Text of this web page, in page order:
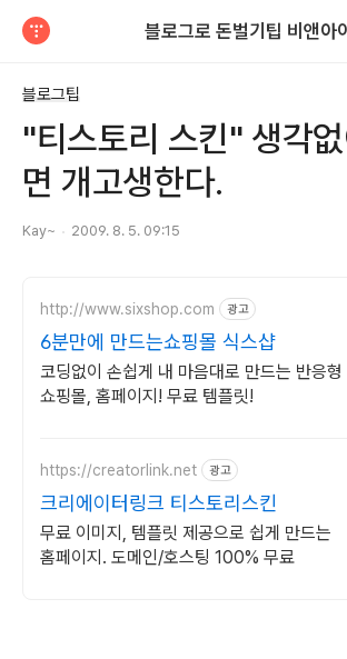
블로그로 돈벌기팁 비앤아이
블로그팁
"티스토리 스킨" 생각
면 개고생한다.
Kay~ 2009. 8. 5. 09:15
http://www.sixshop.com 광고
6분만에 만드는쇼핑몰 식스샵
코딩없이 손쉽게 내 마음대로 만드는 반응형
쇼핑몰, 홈페이지! 무료 템플릿!
https://creatorlink.net 광고
크리에이터링크 티스토리스킨
무료 이미지, 템플릿 제공으로 쉽게 만드는
홈페이지. 도메인/호스팅 100% 무료